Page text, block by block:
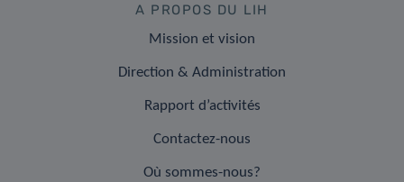
A PROPOS DU LIH
Mission et vision
Direction & Administration
Rapport d’activités
Contactez-nous
Où sommes-nous?